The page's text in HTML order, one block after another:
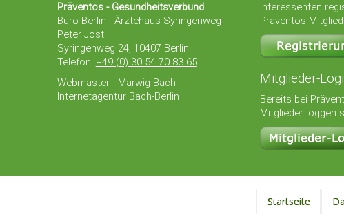
Präventos - Gesundheitsverbund
Büro Berlin - Ärztehaus Syringenweg
Peter Jost
Syringenweg 24, 10407 Berlin
Telefon: +49 (0) 30 54 70 83 65
Webmaster- Marwig Bach
Internetagentur Bach-Berlin
Interessenten
Präventos-Mitglied:
Mitglieder-
Bereits bei
Mitglieder loggen
Startseite